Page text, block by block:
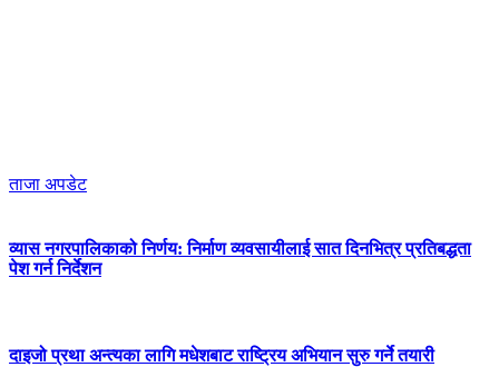
ताजा अपडेट
व्यास नगरपालिकाको निर्णय: निर्माण व्यवसायीलाई सात दिनभित्र प्रतिबद्धता
पेश गर्न निर्देशन
दाइजो प्रथा अन्त्यका लागि मधेशबाट राष्ट्रिय अभियान सुरु गर्ने तयारी